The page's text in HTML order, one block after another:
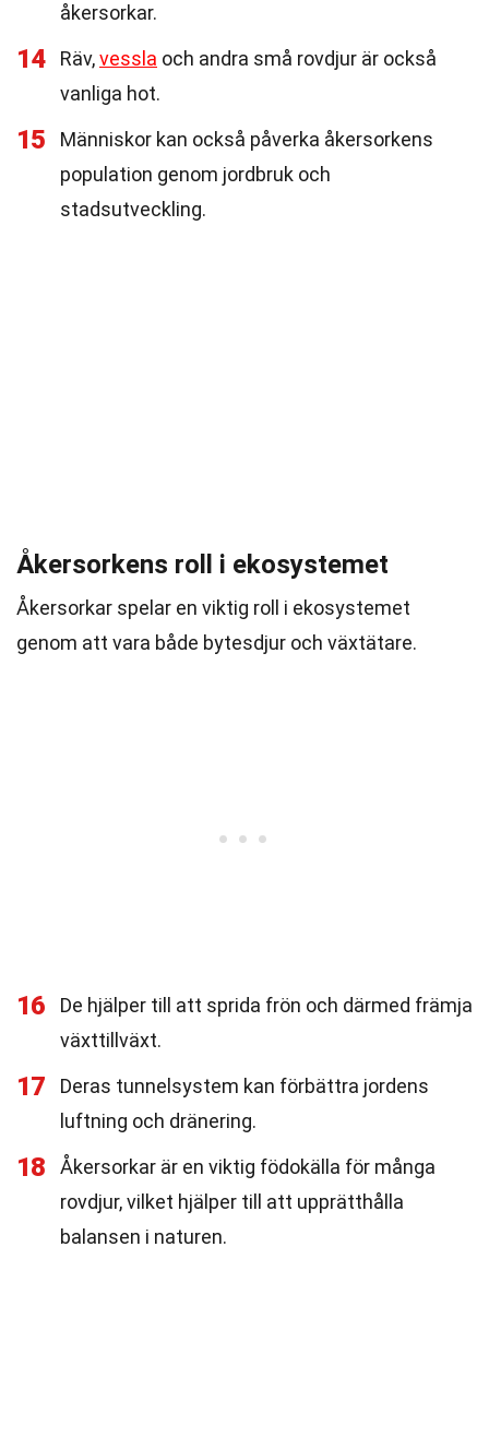
åkersorkar.
14 Räv,vessla och andra små rovdjur är också
vanliga hot.
15
Människor kan också påverka åkersorkens
population genom jordbruk och
stadsutveckling.
Åkersorkens roll i ekosystemet
Åkersorkar spelar en viktig roll i ekosystemet
genom att vara både bytesdjur och växtätare.
16
De hjälper till att sprida frön och därmed främja
växttillväxt.
17
Deras tunnelsystem kan förbättra jordens
luftning och dränering.
18
Åkersorkar är en viktig födokälla för många
rovdjur, vilket hjälper till att upprätthålla
balansen i naturen.